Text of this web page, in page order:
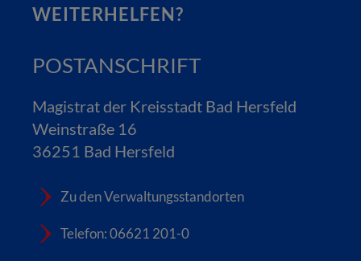
WEITERHELFEN?
POSTANSCHRIFT
Magistrat der Kreisstadt Bad Hersfeld
Weinstraße 16
36251 Bad Hersfeld
Zu den Verwaltungsstandorten
Telefon: 06621 201-0